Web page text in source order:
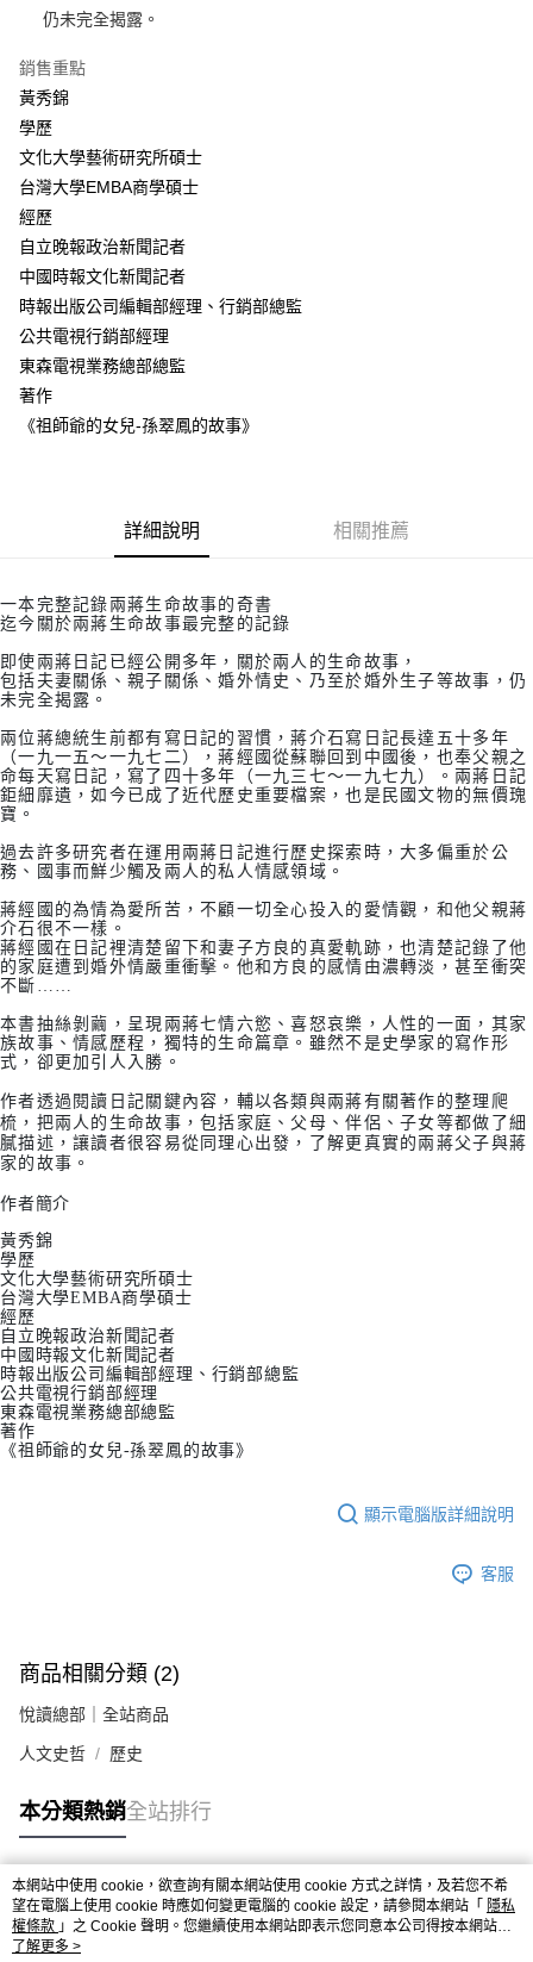
宅配
每筆NT$100，滿NT$499(含以上)免運費
仍未完全揭露。
銷售重點
黃秀錦
學歷
文化大學藝術研究所碩士
台灣大學EMBA商學碩士
經歷
自立晚報政治新聞記者
中國時報文化新聞記者
時報出版公司編輯部經理、行銷部總監
公共電視行銷部經理
東森電視業務總部總監
著作
《祖師爺的女兒-孫翠鳳的故事》
詳細說明 相關推薦
一本完整記錄兩蔣生命故事的奇書
迄今關於兩蔣生命故事最完整的記錄
即使兩蔣日記已經公開多年，關於兩人的生命故事，
包括夫妻關係、親子關係、婚外情史、乃至於婚外生子等故事，仍
未完全揭露。
兩位蔣總統生前都有寫日記的習慣，蔣介石寫日記長達五十多年
（一九一五～一九七二），蔣經國從蘇聯回到中國後，也奉父親之
命每天寫日記，寫了四十多年（一九三七～一九七九）。兩蔣日記
鉅細靡遺，如今已成了近代歷史重要檔案，也是民國文物的無價瑰
寶。
過去許多研究者在運用兩蔣日記進行歷史探索時，大多偏重於公
務、國事而鮮少觸及兩人的私人情感領域。
蔣經國的為情為愛所苦，不顧一切全心投入的愛情觀，和他父親蔣
介石很不一樣。
蔣經國在日記裡清楚留下和妻子方良的真愛軌跡，也清楚記錄了他
的家庭遭到婚外情嚴重衝擊。他和方良的感情由濃轉淡，甚至衝突
不斷……
本書抽絲剝繭，呈現兩蔣七情六慾、喜怒哀樂，人性的一面，其家
族故事、情感歷程，獨特的生命篇章。雖然不是史學家的寫作形
式，卻更加引人入勝。
作者透過閱讀日記關鍵內容，輔以各類與兩蔣有關著作的整理爬
梳，把兩人的生命故事，包括家庭、父母、伴侶、子女等都做了細
膩描述，讓讀者很容易從同理心出發，了解更真實的兩蔣父子與蔣
家的故事。
作者簡介
黃秀錦
學歷
文化大學藝術研究所碩士
台灣大學EMBA商學碩士
經歷
自立晚報政治新聞記者
中國時報文化新聞記者
時報出版公司編輯部經理、行銷部總監
公共電視行銷部經理
東森電視業務總部總監
著作
《祖師爺的女兒-孫翠鳳的故事》
顯示電腦版詳細說明
客服
商品相關分類 (2)
悅讀總部｜全站商品
人文史哲 歷史
本分類熱銷全站排行
熱門標籤
本網站中使用 cookie，欲查詢有關本網站使用 cookie 方式之詳情，及若您不希
望在電腦上使用 cookie 時應如何變更電腦的 cookie 設定，請參閱本網站「 隱私
權條款 」之 Cookie 聲明。您繼續使用本網站即表示您同意本公司得按本網站使
用條款之 Cookie 聲明使用 cookie。
了解更多 >